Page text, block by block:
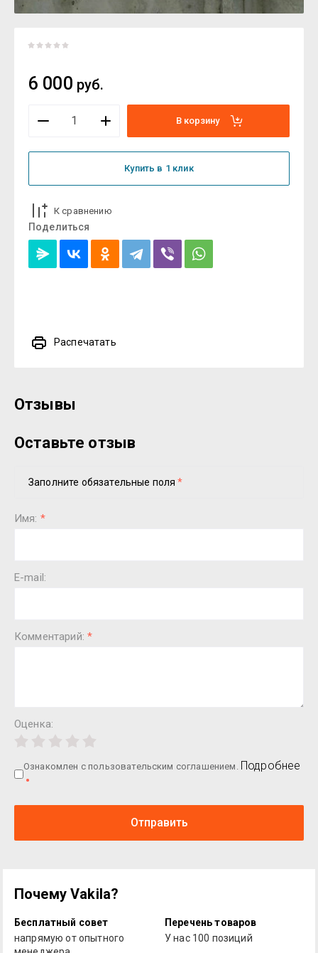
6 000 руб.
В корзину
Купить в 1 клик
К сравнению
Поделиться
Распечатать
Отзывы
Оставьте отзыв
Заполните обязательные поля*
Имя: *
E-mail:
Комментарий:*
Оценка:
Ознакомлен с пользовательским соглашением. Подробнее
Отправить
Почему Vakila?
Бесплатный совет
напрямую от опытного
Перечень товаров
У нас 100 позиций